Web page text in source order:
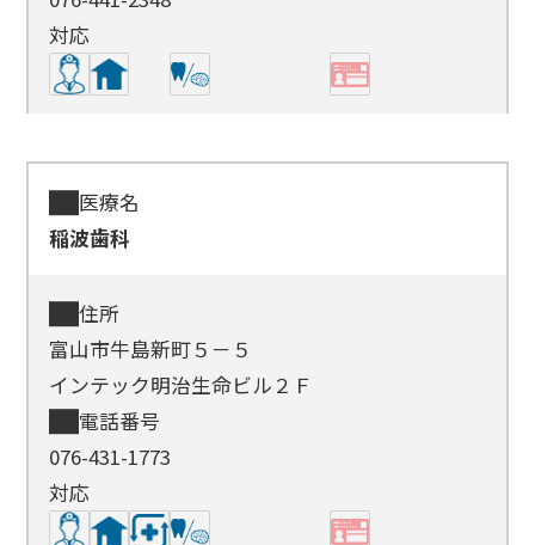
対応
医療名
稲波歯科
住所
富山市牛島新町５－５
インテック明治生命ビル２Ｆ
電話番号
076-431-1773
対応